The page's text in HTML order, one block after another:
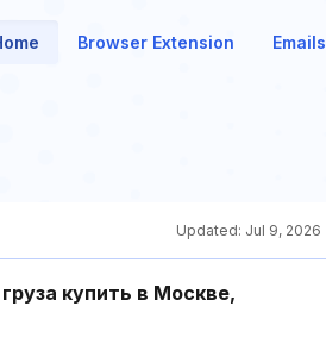
Browser Extension Emails
Updated: Jul 9, 2026
купить в Москве,